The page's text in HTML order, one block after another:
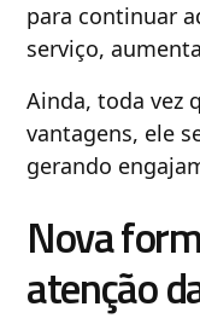
para continuar
serviço,
Ainda, toda vez
vantagens, ele
gerando
Nova
atenção